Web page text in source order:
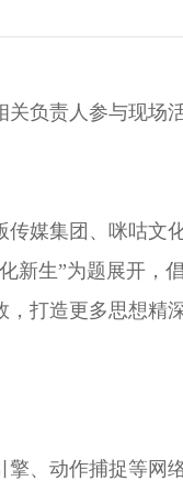
负责人参与现场
媒集团、咪咕文
新生”为题展开，
打造更多思想精
、动作捕捉等网